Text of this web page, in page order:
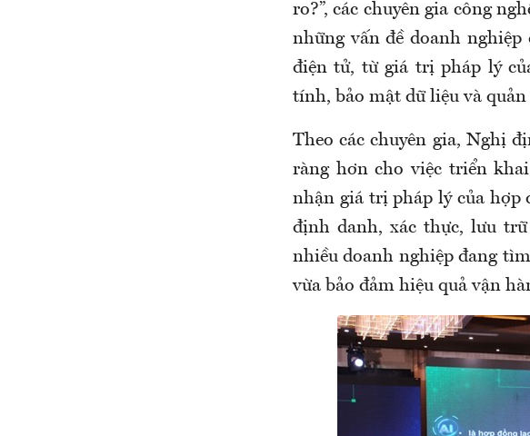
ro?”, các chuyên gia công
những vấn đề doanh
điện tử, từ giá trị pháp lý
tính, bảo mật dữ liệu và
Theo các chuyên gia, Nghị
ràng hơn cho việc triển
nhận giá trị pháp lý của hợp
định danh, xác thực, lưu
nhiều doanh nghiệp đang
vừa bảo đảm hiệu quả vận